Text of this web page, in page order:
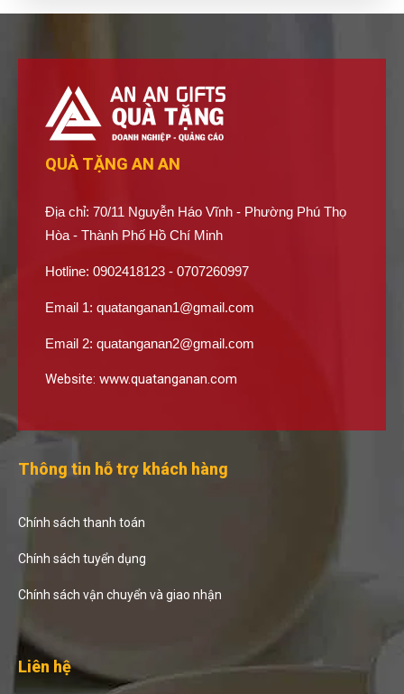
QUÀ TẶNG AN AN
Địa chỉ: 70/11 Nguyễn Háo Vĩnh - Phường Phú Thọ
Hòa - Thành Phố Hồ Chí Minh
Hotline: 0902418123 - 0707260997
Email 1: quatanganan1@gmail.com
Email 2: quatanganan2@gmail.com
Website: www.quatanganan.com
Thông tin hỗ trợ khách hàng
Chính sách thanh toán
Chính sách tuyển dụng
Chính sách vận chuyển và giao nhận
Liên hệ